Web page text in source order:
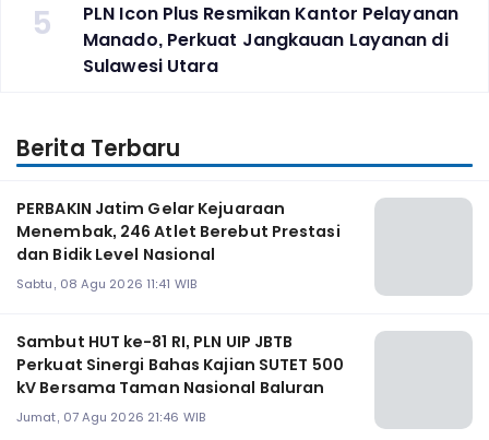
5
PLN Icon Plus Resmikan Kantor Pelayanan
Manado, Perkuat Jangkauan Layanan di
Sulawesi Utara
Berita Terbaru
PERBAKIN Jatim Gelar Kejuaraan
Menembak, 246 Atlet Berebut Prestasi
dan Bidik Level Nasional
Sabtu, 08 Agu 2026 11:41 WIB
Sambut HUT ke-81 RI, PLN UIP JBTB
Perkuat Sinergi Bahas Kajian SUTET 500
kV Bersama Taman Nasional Baluran
Jumat, 07 Agu 2026 21:46 WIB